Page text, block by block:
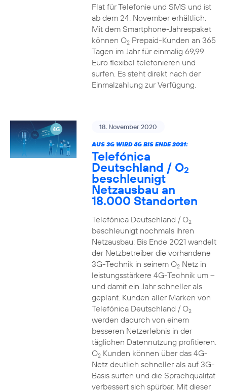
Flat für Telefonie und SMS und ist
ab dem 24. November erhältlich.
Mit dem Smartphone-Jahrespaket
können O2Prepaid-Kunden an 365
Tagen im Jahr für einmalig 69,99
Euro flexibel telefonieren und
surfen. Es steht direkt nach der
Einmalzahlung zur Verfügung.
18. November 2020
AUS 3G WIRD 4G BIS ENDE 2021:
Telefónica
Deutschland / O2
beschleunigt
Netzausbau an
18.000 Standorten
Telefónica Deutschland / O2
beschleunigt nochmals ihren
Netzausbau: Bis Ende 2021 wandelt
der Netzbetreiber die vorhandene
3G-Technik in seinem O2Netz in
leistungsstärkere 4G-Technik um –
und damit ein Jahr schneller als
geplant. Kunden aller Marken von
Telefónica Deutschland / O2
werden dadurch von einem
besseren Netzerlebnis in der
täglichen Datennutzung profitieren.
O2Kunden können über das 4G-
Netz deutlich schneller als auf 3G-
Basis surfen und die Sprachqualität
verbessert sich spürbar. Mit dieser